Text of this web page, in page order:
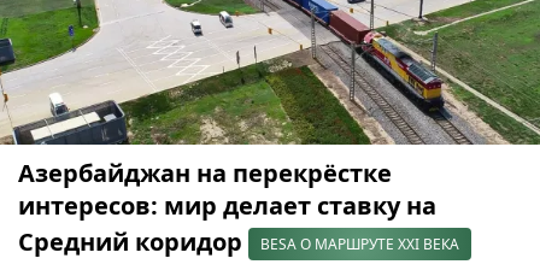
Азербайджан на перекрёстке
интересов: мир делает ставку на
Средний коридор
BESA О МАРШРУТЕ XXI ВЕКА